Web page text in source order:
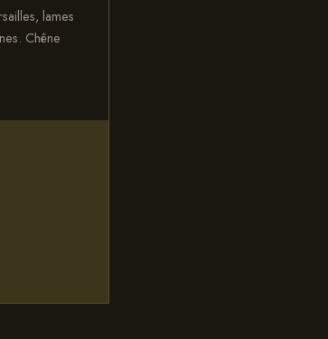
lames
Chêne